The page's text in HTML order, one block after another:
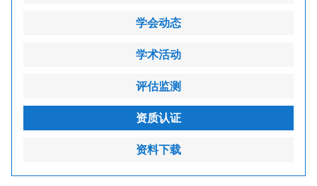
学会动态
学术活动
评估监测
资质认证
资料下载